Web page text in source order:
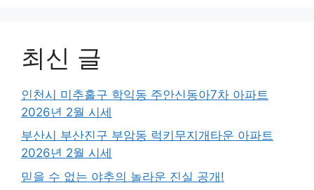
최신 글
인천시 미추홀구 학익동 주안신동아7차 아파트
2026년 2월 시세
부산시 부산진구 부암동 럭키무지개타운 아파트
2026년 2월 시세
믿을 수 없는 야추의 놀라운 진실 공개!